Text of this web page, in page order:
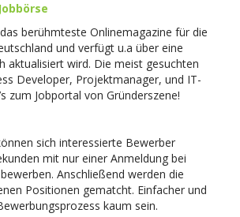
berühmteste Onlinemagazine für die
und verfügt u.a über eine
aktualisiert wird. Die meist gesuchten
Developer, Projektmanager, und IT-
zum Jobportal von Gründerszene!
sich interessierte Bewerber
mit nur einer Anmeldung bei
Anschließend werden die
Positionen gematcht. Einfacher und
kaum sein.